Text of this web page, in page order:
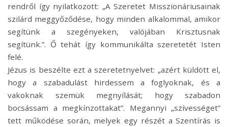
rendről így nyilatkozott: „A Szeretet Misszionáriusainak
szilárd meggyőződése, hogy minden alkalommal, amikor
segítünk a szegényeken, valójában Krisztusnak
segítünk.”. Ő tehát így kommunikálta szeretetét Isten
felé.
Jézus is beszélte ezt a szeretetnyelvet: „azért küldött el,
hogy a szabadulást hirdessem a foglyoknak, és a
vakoknak szemük megnyílását; hogy szabadon
bocsássam a megkínzottakat”. Megannyi „szívességet”
tett működése során, melyek egy részét a Szentírás is